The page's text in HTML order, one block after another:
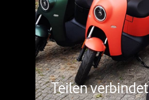
Teilen verbindet